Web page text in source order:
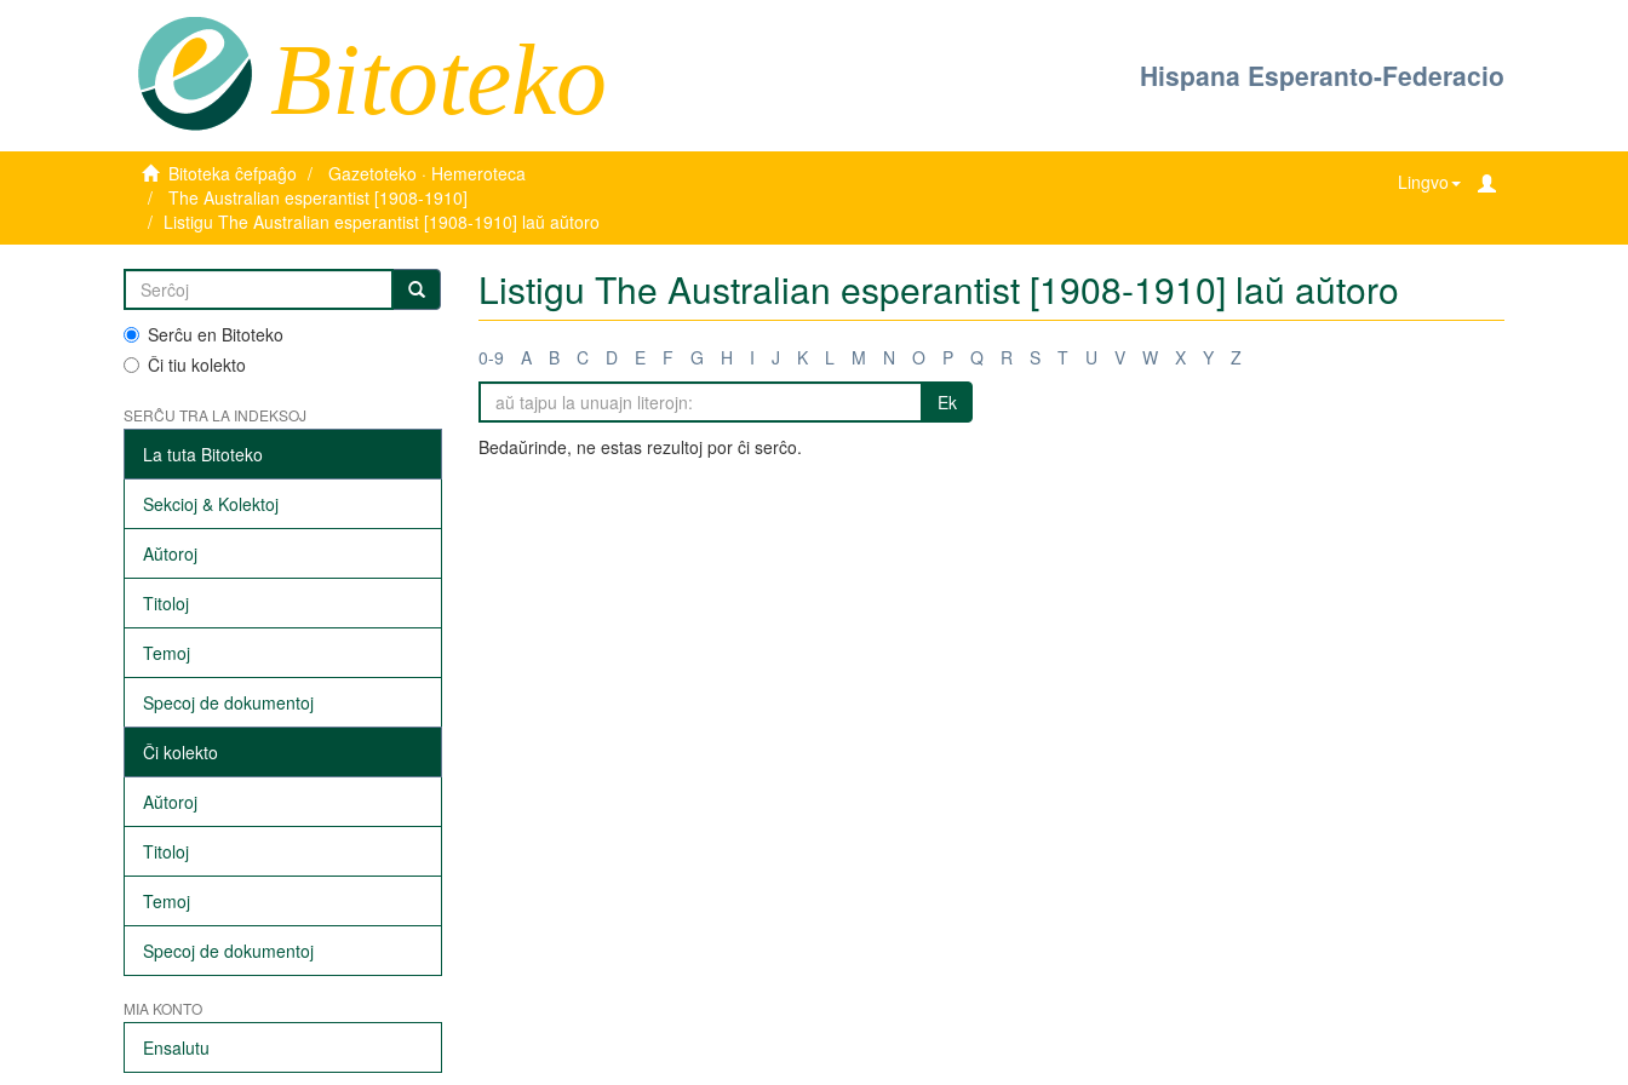
Bitoteko Hispana Esperanto-Federacio
Bitoteka ĉefpaĝo
Gazetoteko · Hemeroteca
The Australian esperantist [1908-1910]
Listigu The Australian esperantist [1908-1910] laŭ aŭtoro
Lingvo
Serĉu en Bitoteko
Ĉi tiu kolekto
SERĈU TRA LA INDEKSOJ
La tuta Bitoteko
Sekcioj & Kolektoj
Aŭtoroj
Titoloj
Temoj
Specoj de dokumentoj
Ĉi kolekto
Aŭtoroj
Titoloj
Temoj
Specoj de dokumentoj
MIA KONTO
Ensalutu
Listigu The Australian esperantist [1908-1910] laŭ aŭtoro
0-9 A B C D E F G H I J K L M N O P Q R S T U V W X Y
Z
Ek
Bedaŭrinde, ne estas rezultoj por ĉi serĉo.